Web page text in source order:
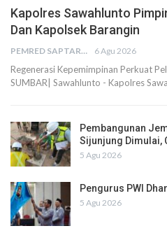
Kapolres Sawahlunto
Dan Kapolsek Barangin
PEMRED SAPTARIUS 6 Agu 2026
Regenerasi Kepemimpinan Perkuat
SUMBAR| Sawahlunto - Kapolres
Pembangunan
Sijunjung Dimulai,
5 Agu 2026
Pengurus PWI
5 Agu 2026